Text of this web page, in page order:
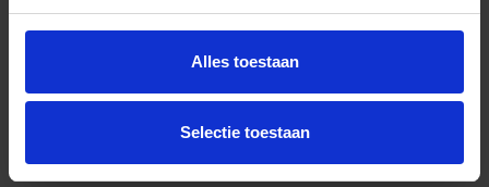
Alles toestaan
Selectie toestaan